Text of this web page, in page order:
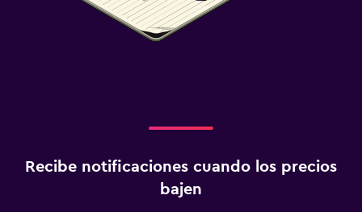
Recibe notificaciones cuando los precios
bajen